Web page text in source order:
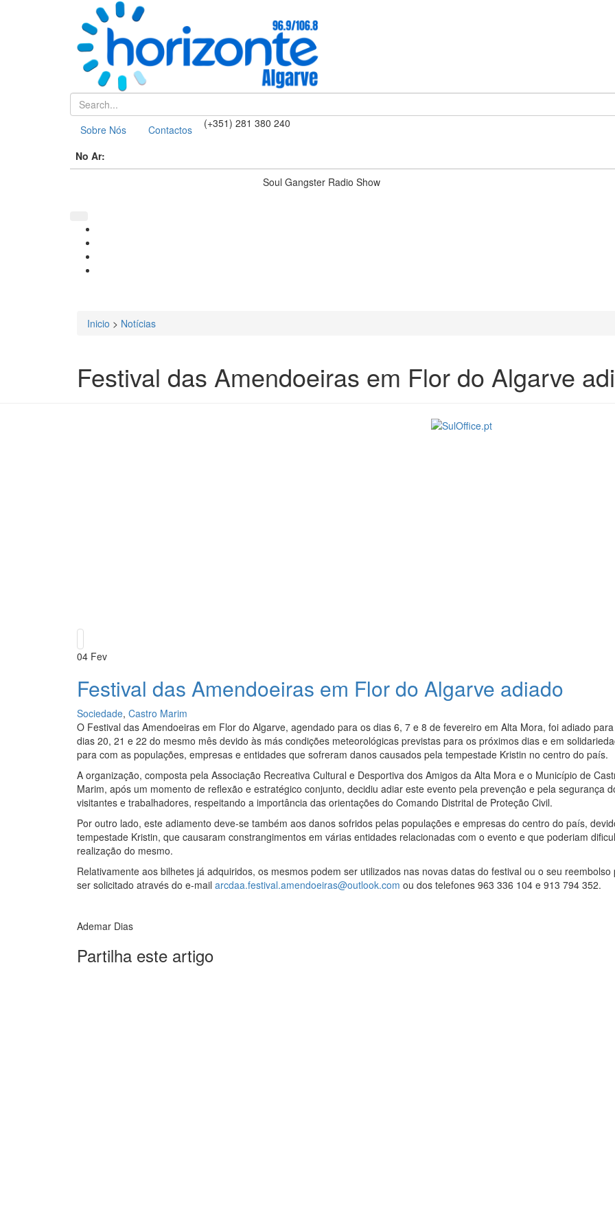
Sobre Nós Contactos (+351) 281 380 240
No Ar:
Soul Gangster Radio Show
Está aqui
Inicio > Notícias
Festival das Amendoeiras em Flor do Algarve
04 Fev
Festival das Amendoeiras em Flor do Algarve adiado
Sociedade, Castro Marim
O Festival das Amendoeiras em Flor do Algarve, agendado para os dias 6, 7 e 8 de fevereiro em Alta Mora, foi adiado
dias 20, 21 e 22 do mesmo mês devido às más condições meteorológicas previstas para os próximos dias e em
para com as populações, empresas e entidades que sofreram danos causados pela tempestade Kristin no centro do país.
A organização, composta pela Associação Recreativa Cultural e Desportiva dos Amigos da Alta Mora e o Município de
Marim, após um momento de reflexão e estratégico conjunto, decidiu adiar este evento pela prevenção e pela segurança
visitantes e trabalhadores, respeitando a importância das orientações do Comando Distrital de Proteção Civil.
Por outro lado, este adiamento deve-se também aos danos sofridos pelas populações e empresas do centro do país,
tempestade Kristin, que causaram constrangimentos em várias entidades relacionadas com o evento e que poderiam
realização do mesmo.
Relativamente aos bilhetes já adquiridos, os mesmos podem ser utilizados nas novas datas do festival ou o seu reembolso
ser solicitado através do e-mail arcdaa.festival.amendoeiras@outlook.com ou dos telefones 963 336 104 e 913 794 352.
Ademar Dias
Partilha este artigo